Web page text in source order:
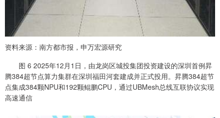
资料来源：南方都市报，申万宏源研究
图 6 2025年12月1日，由龙岗区城投集团投资建设的深圳首例昇
腾384超节点算力集群在深圳福田河套建成并正式投用。昇腾384超节
点集成384颗NPU和192颗鲲鹏CPU，通过UBMesh总线互联协议实现
高速通信